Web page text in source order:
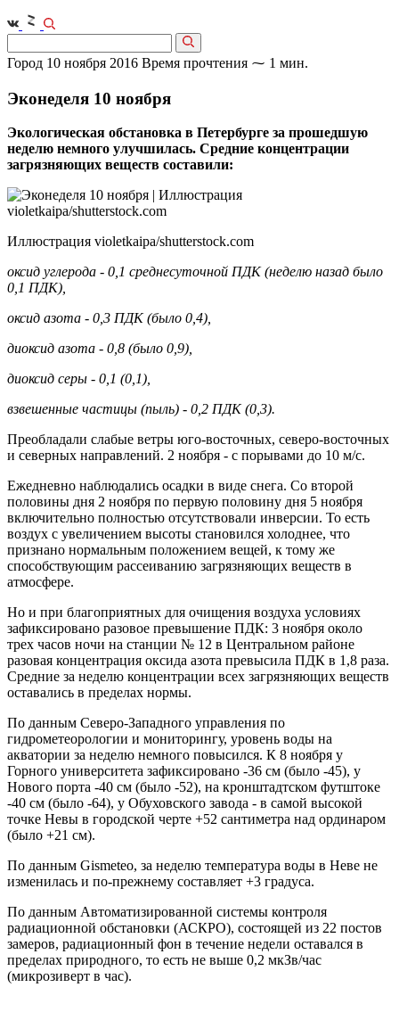
Город 10 ноября 2016 Время прочтения ⁓ 1 мин.
Эконеделя 10 ноября
Экологическая обстановка в Петербурге за прошедшую
неделю немного улучшилась. Средние концентрации
загрязняющих веществ составили:
Иллюстрация violetkaipa/shutterstock.com
оксид углерода - 0,1 среднесуточной ПДК (неделю назад было
0,1 ПДК),
оксид азота - 0,3 ПДК (было 0,4),
диоксид азота - 0,8 (было 0,9),
диоксид серы - 0,1 (0,1),
взвешенные частицы (пыль) - 0,2 ПДК (0,3).
Преобладали слабые ветры юго-восточных, северо-восточных
и северных направлений. 2 ноября - с порывами до 10 м/с.
Ежедневно наблюдались осадки в виде снега. Со второй
половины дня 2 ноября по первую половину дня 5 ноября
включительно полностью отсутствовали инверсии. То есть
воздух с увеличением высоты становился холоднее, что
признано нормальным положением вещей, к тому же
способствующим рассеиванию загрязняющих веществ в
атмосфере.
Но и при благоприятных для очищения воздуха условиях
зафиксировано разовое превышение ПДК: 3 ноября около
трех часов ночи на станции № 12 в Центральном районе
разовая концентрация оксида азота превысила ПДК в 1,8 раза.
Средние за неделю концентрации всех загрязняющих веществ
оставались в пределах нормы.
По данным Северо-Западного управления по
гидрометеорологии и мониторингу, уровень воды на
акватории за неделю немного повысился. К 8 ноября у
Горного университета зафиксировано -36 см (было -45), у
Нового порта -40 см (было -52), на кронштадтском футштоке
-40 см (было -64), у Обуховского завода - в самой высокой
точке Невы в городской черте +52 сантиметра над ординаром
(было +21 см).
По данным Gismeteo, за неделю температура воды в Неве не
изменилась и по-прежнему составляет +3 градуса.
По данным Автоматизированной системы контроля
радиационной обстановки (АСКРО), состоящей из 22 постов
замеров, радиационный фон в течение недели оставался в
пределах природного, то есть не выше 0,2 мкЗв/час
(микрозиверт в час).